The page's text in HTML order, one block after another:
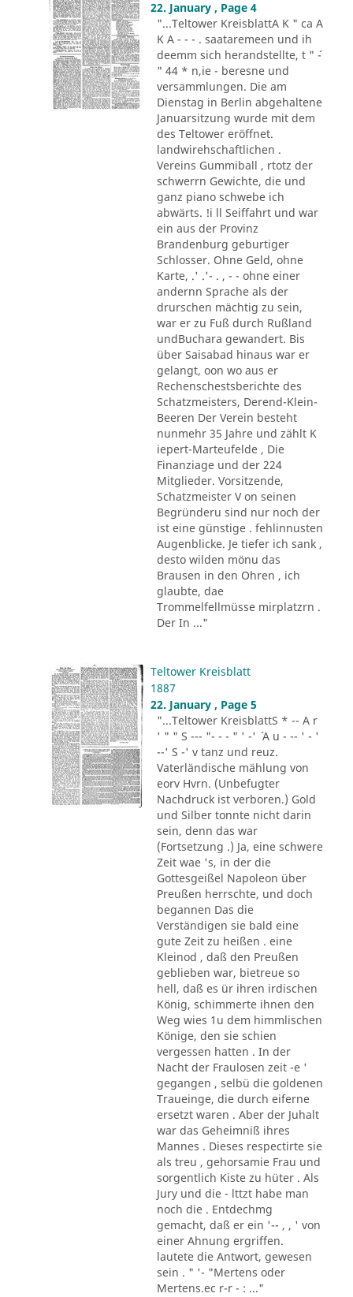
22. January , Page 4
"...Teltower KreisblattA K " ca A
K A - - - . saataremeen und ih
deemm sich herandstellte, t " ´-
" 44 * n,ie - beresne und
versammlungen. Die am
Dienstag in Berlin abgehaltene
Januarsitzung wurde mit dem
des Teltower eröffnet.
landwirehschaftlichen .
Vereins Gummiball , rtotz der
schwerrn Gewichte, die und
ganz piano schwebe ich
abwärts. !i ll Seiffahrt und war
ein aus der Provinz
Brandenburg geburtiger
Schlosser. Ohne Geld, ohne
Karte, .' .'- . , - - ohne einer
andernn Sprache als der
drurschen mächtig zu sein,
war er zu Fuß durch Rußland
undBuchara gewandert. Bis
über Saisabad hinaus war er
gelangt, oon wo aus er
Rechenschestsberichte des
Schatzmeisters, Derend-Klein-
Beeren Der Verein besteht
nunmehr 35 Jahre und zählt K
iepert-Marteufelde , Die
Finanziage und der 224
Mitglieder. Vorsitzende,
Schatzmeister V on seinen
Begründeru sind nur noch der
ist eine günstige . fehlinnusten
Augenblicke. Je tiefer ich sank ,
desto wilden mönu das
Brausen in den Ohren , ich
glaubte, dae
Trommelfellmüsse mirplatzrn .
Der In ..."
Teltower Kreisblatt
1887
22. January , Page 5
"...Teltower KreisblattS * -- A r
' " " S --- "- - - " ' -' ´ A u - -- ' - '
--' S -' v tanz und reuz.
Vaterländische mählung von
eorv Hvrn. (Unbefugter
Nachdruck ist verboren.) Gold
und Silber tonnte nicht darin
sein, denn das war
(Fortsetzung .) Ja, eine schwere
Zeit wae 's, in der die
Gottesgeißel Napoleon über
Preußen herrschte, und doch
begannen Das die
Verständigen sie bald eine
gute Zeit zu heißen . eine
Kleinod , daß den Preußen
geblieben war, bietreue so
hell, daß es ür ihren irdischen
König, schimmerte ihnen den
Weg wies 1u dem himmlischen
Könige, den sie schien
vergessen hatten . In der
Nacht der Fraulosen zeit -e '
gegangen , selbü die goldenen
Traueinge, die durch eiferne
ersetzt waren . Aber der Juhalt
war das Geheimniß ihres
Mannes . Dieses respectirte sie
als treu , gehorsamie Frau und
sorgentlich Kiste zu hüter . Als
Jury und die - lttzt habe man
noch die . Entdechmg
gemacht, daß er ein '-- , , ' von
einer Ahnung ergriffen.
lautete die Antwort, gewesen
sein . " '- "Mertens oder
Mertens.ec r-r - : ..."